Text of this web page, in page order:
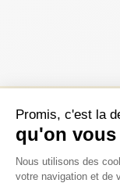
Promis, c'est la
qu'on vous
Plateforme
Nous utilisons des
votre navigation et de